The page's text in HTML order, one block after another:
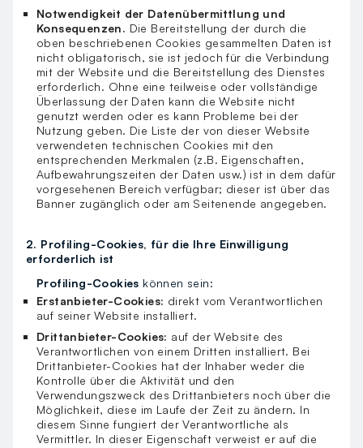
Notwendigkeit der Datenübermittlung und
Konsequenzen. Die Bereitstellung der durch die
oben beschriebenen Cookies gesammelten Daten ist
nicht obligatorisch, sie ist jedoch für die Verbindung
mit der Website und die Bereitstellung des Dienstes
erforderlich. Ohne eine teilweise oder vollständige
Überlassung der Daten kann die Website nicht
genutzt werden oder es kann Probleme bei der
Nutzung geben. Die Liste der von dieser Website
verwendeten technischen Cookies mit den
entsprechenden Merkmalen (z.B. Eigenschaften,
Aufbewahrungszeiten der Daten usw.) ist in dem dafür
vorgesehenen Bereich verfügbar; dieser ist über das
Banner zugänglich oder am Seitenende angegeben.
2. Profiling-Cookies, für die Ihre Einwilligung
erforderlich ist
Profiling-Cookies können sein:
Erstanbieter-Cookies: direkt vom Verantwortlichen
auf seiner Website installiert.
Drittanbieter-Cookies: auf der Website des
Verantwortlichen von einem Dritten installiert. Bei
Drittanbieter-Cookies hat der Inhaber weder die
Kontrolle über die Aktivität und den
Verwendungszweck des Drittanbieters noch über die
Möglichkeit, diese im Laufe der Zeit zu ändern. In
diesem Sinne fungiert der Verantwortliche als
Vermittler. In dieser Eigenschaft verweist er auf die